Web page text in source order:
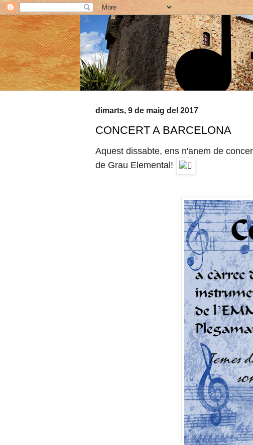
dimarts, 9 de maig del 2017
CONCERT A BARCELONA
Aquest dissabte, ens n'anem de
de Grau Elemental!